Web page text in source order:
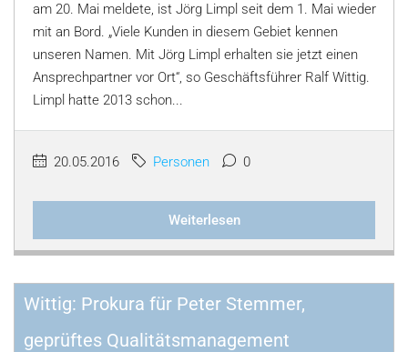
am 20. Mai meldete, ist Jörg Limpl seit dem 1. Mai wieder
mit an Bord. „Viele Kunden in diesem Gebiet kennen
unseren Namen. Mit Jörg Limpl erhalten sie jetzt einen
Ansprechpartner vor Ort“, so Geschäftsführer Ralf Wittig.
Limpl hatte 2013 schon...
20.05.2016 Personen 0
Weiterlesen
Wittig: Prokura für Peter Stemmer,
geprüftes Qualitätsmanagement